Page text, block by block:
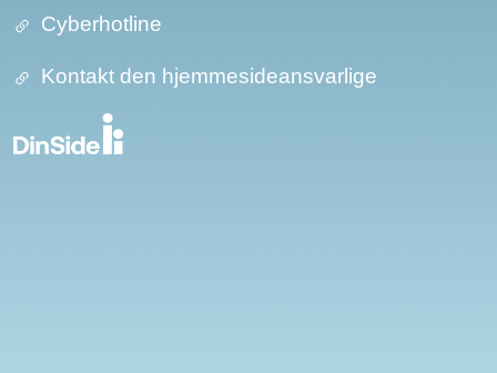
Cyberhotline
Kontakt den hjemmesideansvarlige